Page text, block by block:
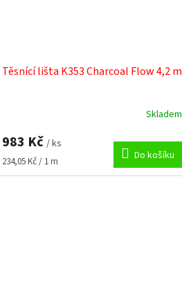
Těsnící lišta K353 Charcoal Flow 4,2 m
Skladem
983 Kč / ks
Měrná
cena:
234,05 Kč / 1 m Do košíku